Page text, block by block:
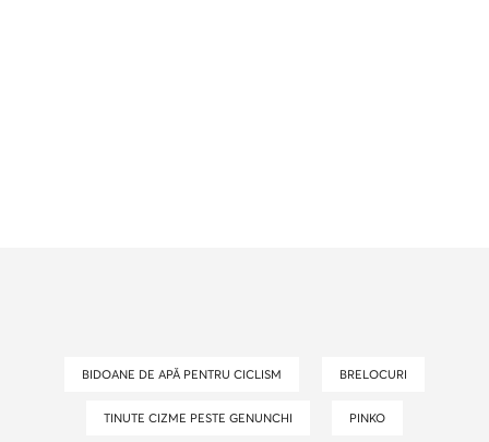
BIDOANE DE APĂ PENTRU CICLISM BRELOCURI
TINUTE CIZME PESTE GENUNCHI PINKO